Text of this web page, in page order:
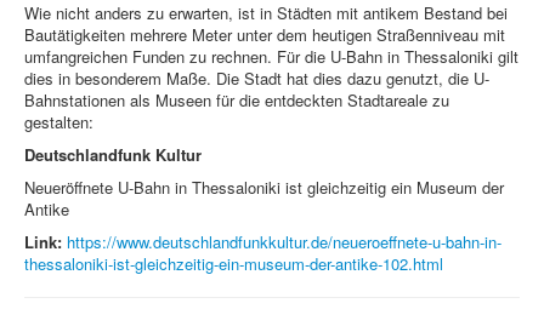
Wie nicht anders zu erwarten, ist in Städten mit antikem Bestand bei
Bautätigkeiten mehrere Meter unter dem heutigen Straßenniveau mit
umfangreichen Funden zu rechnen. Für die U-Bahn in Thessaloniki gilt
dies in besonderem Maße. Die Stadt hat dies dazu genutzt, die U-
Bahnstationen als Museen für die entdeckten Stadtareale zu
gestalten:
Deutschlandfunk Kultur
Neueröffnete U-Bahn in Thessaloniki ist gleichzeitig ein Museum der
Antike
Link: https://www.deutschlandfunkkultur.de/neueroeffnete-u-bahn-in-
thessaloniki-ist-gleichzeitig-ein-museum-der-antike-102.html